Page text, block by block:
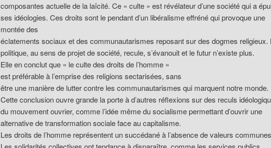
composantes actuelle de la laïcité. Ce « culte » est révélateur d’une société qui a
ses idéologies. Ces droits sont le pendant d’un libéralisme effréné qui provoque une
montée des
éclatements sociaux et des communautarismes reposant sur des dogmes religieux.
politique, au sens de projet de société, recule, s’évanouit et le futur n’existe plus.
Elle en conclut que « le culte des droits de l’homme »
est préférable à l’emprise des religions sectarisées, sans
être une manière de lutter contre les communautarismes qui marquent notre monde.
Cette conclusion ouvre grande la porte à d’autres réflexions sur des reculs
du mouvement ouvrier, comme l’idée même du socialisme permettant d’ouvrir une
alternative de transformation sociale face au capitalisme.
Les droits de l’homme représentent un succédané à l’absence de valeurs